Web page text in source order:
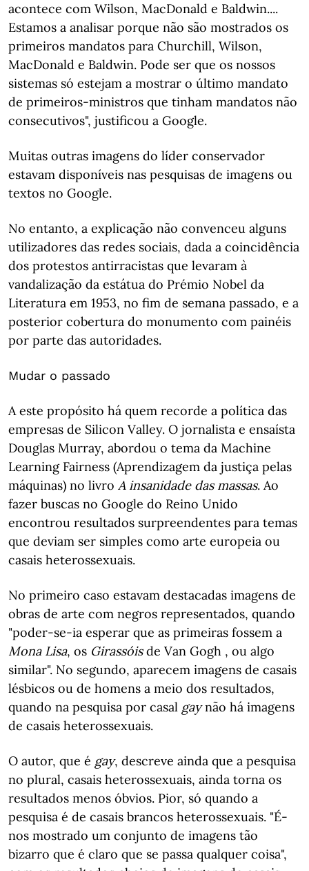
acontece com Wilson, MacDonald e Baldwin....
Estamos a analisar porque não são mostrados os
primeiros mandatos para Churchill, Wilson,
MacDonald e Baldwin. Pode ser que os nossos
sistemas só estejam a mostrar o último mandato
de primeiros-ministros que tinham mandatos não
consecutivos", justificou a Google.
Muitas outras imagens do líder conservador
estavam disponíveis nas pesquisas de imagens ou
textos no Google.
No entanto, a explicação não convenceu alguns
utilizadores das redes sociais, dada a coincidência
dos protestos antirracistas que levaram à
vandalização da estátua do Prémio Nobel da
Literatura em 1953, no fim de semana passado, e a
posterior cobertura do monumento com painéis
por parte das autoridades.
Mudar o passado
A este propósito há quem recorde a política das
empresas de Silicon Valley. O jornalista e ensaísta
Douglas Murray, abordou o tema da Machine
Learning Fairness (Aprendizagem da justiça pelas
máquinas) no livro A insanidade das massas. Ao
fazer buscas no Google do Reino Unido
encontrou resultados surpreendentes para temas
que deviam ser simples como arte europeia ou
casais heterossexuais.
No primeiro caso estavam destacadas imagens de
obras de arte com negros representados, quando
"poder-se-ia esperar que as primeiras fossem a
Mona Lisa, os Girassóisde Van Gogh , ou algo
similar". No segundo, aparecem imagens de casais
lésbicos ou de homens a meio dos resultados,
quando na pesquisa por casal gaynão há imagens
de casais heterossexuais.
O autor, que é gay, descreve ainda que a pesquisa
no plural, casais heterossexuais, ainda torna os
resultados menos óbvios. Pior, só quando a
pesquisa é de casais brancos heterossexuais. "É-
nos mostrado um conjunto de imagens tão
bizarro que é claro que se passa qualquer coisa",